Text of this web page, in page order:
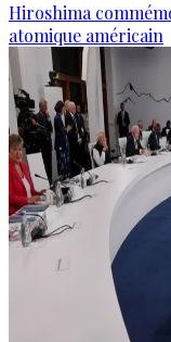
Hiroshima
atomique américain